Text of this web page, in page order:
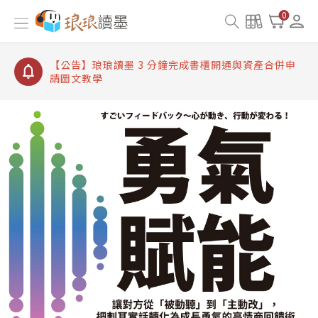
0
【公告】琅琅讀墨書櫃開通常見問題
【公告】琅琅讀墨 3 分鐘完成書櫃開通與資產合併申
【公告】琅琅書店服務升級重要說明及資產合併結果
查詢